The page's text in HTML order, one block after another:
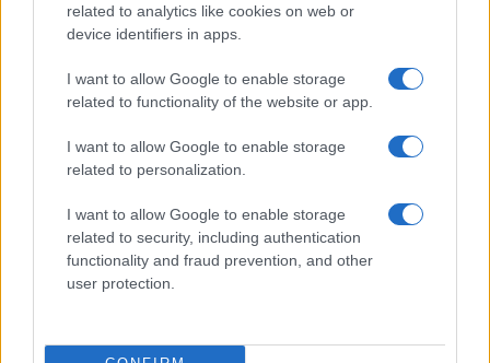
related to analytics like cookies on web or
device identifiers in apps.
I want to allow Google to enable storage
related to functionality of the website or app.
I want to allow Google to enable storage
related to personalization.
I want to allow Google to enable storage
related to security, including authentication
functionality and fraud prevention, and other
user protection.
Atalanta in trattativa per Yeremay Hernandez: il profilo del
talento spagnolo
Francesca Lombardi · 7 Ago 2026